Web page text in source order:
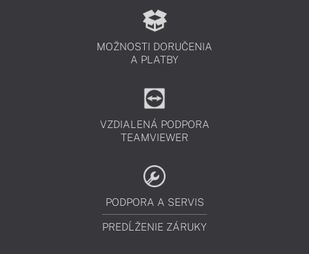
MOŽNOSTI DORUČENIA
A PLATBY
VZDIALENÁ PODPORA
TEAMVIEWER
PODPORA A SERVIS
PREDĹŽENIE ZÁRUKY